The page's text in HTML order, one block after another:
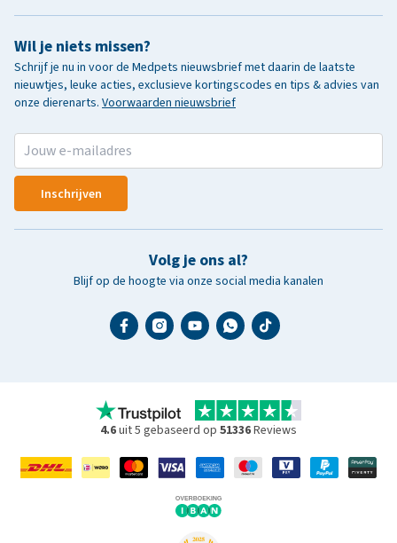
Wil je niets missen?
Schrijf je nu in voor de Medpets nieuwsbrief met daarin de laatste
nieuwtjes, leuke acties, exclusieve kortingscodes en tips & advies van
onze dierenarts. Voorwaarden nieuwsbrief
Inschrijven
Volg je ons al?
Blijf op de hoogte via onze social media kanalen
4.6uit 5 gebaseerd op 51336Reviews